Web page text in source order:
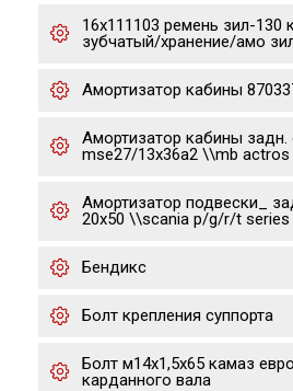
16х111103 ремень зил-130
зубчатый/хранение/амо
Амортизатор кабины
Амортизатор кабины задн.
mse27/13x36a2 \\mb actros
Амортизатор подвески_
20x50 \\scania p/g/r/t series
Бендикс
Болт крепления суппорта
Болт м14х1,5х65 камаз
карданного вала